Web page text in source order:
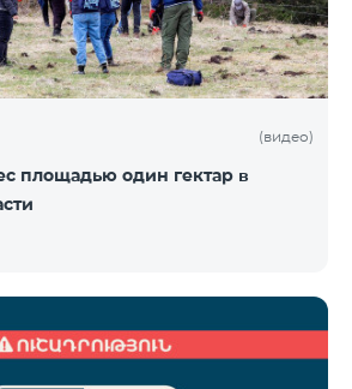
(видео)
площадью один гектар в